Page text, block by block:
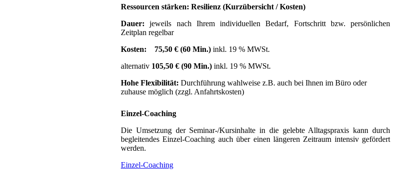
Ressourcen stärken: Resilienz (Kurzübersicht / Kosten)
Dauer:
jeweils nach Ihrem individuellen Bedarf, Fortschrittbzw. persönlichen
Zeitplan regelbar
Kosten: 75,50 € (60 Min.) inkl. 19 % MWSt.
alternativ 105,50 € (90 Min.) inkl. 19 % MWSt.
Hohe Flexibilität: Durchführung wahlweise z.B. auch bei Ihnen im Büro oder
zuhause möglich (zzgl. Anfahrtskosten)
Einzel-Coaching
Die Umsetzung der Seminar-/Kursinhalte in die gelebte Alltagspraxis kann durch
begleitendesEinzel-Coaching auch über einen längeren Zeitraum intensiv gefördert
werden.
Einzel-Coaching